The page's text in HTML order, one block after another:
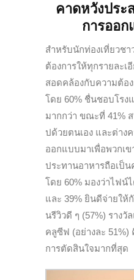
คาดหวังประ
การออก
สำหรับนักท่องเที่ยวชา
ต้องการให้ทุกรายละ
สอดคล้องกับความต้อง
โดย 60% ชื่นชอบโร
มากกว่า ขณะที่ 41%
ปด้วยตนเอง และต่าง
ออกแบบมาเพื่อพวกเข
ประทานอาหารถือเป็
โดย 60% มองว่าไฟ
และ 39% ยินดีจ่ายให้
นรีวิวดี ๆ (57%) ราง
คลูซีฟ (อย่างละ
การตัดสินใจมากที่สุด